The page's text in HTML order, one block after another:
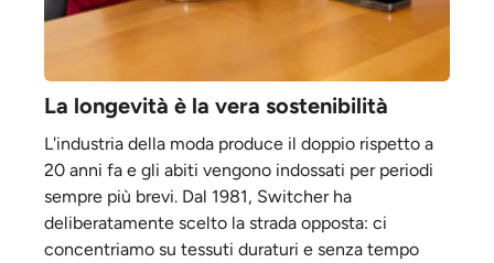
La longevità è la vera sostenibilità
L'industria della moda produce il doppio rispetto a
20 anni fa e gli abiti vengono indossati per periodi
sempre più brevi. Dal 1981, Switcher ha
deliberatamente scelto la strada opposta: ci
concentriamo su tessuti duraturi e senza tempo